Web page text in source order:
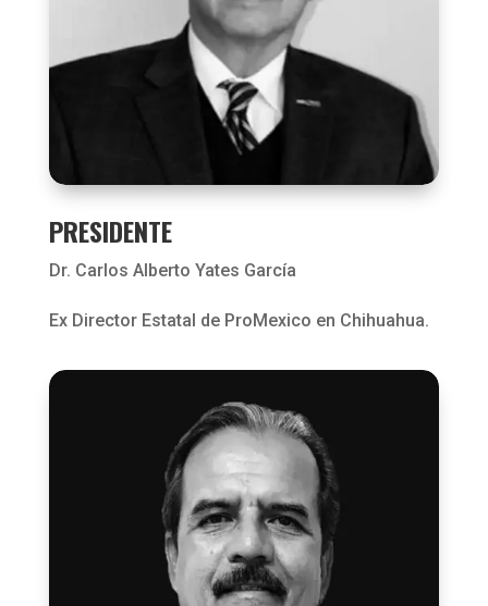
PRESIDENTE
Dr. Carlos Alberto Yates García
Ex Director Estatal de ProMexico en Chihuahua.